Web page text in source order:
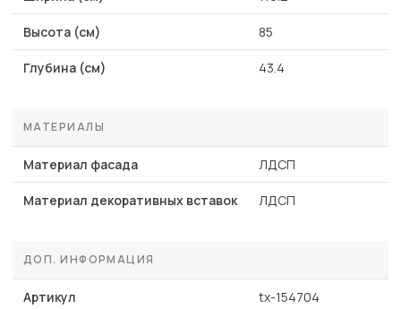
Высота (см) 85
Глубина (см) 43.4
МАТЕРИАЛЫ
Материал фасада ЛДСП
Материал декоративных вставок ЛДСП
ДОП. ИНФОРМАЦИЯ
Артикул tx-154704